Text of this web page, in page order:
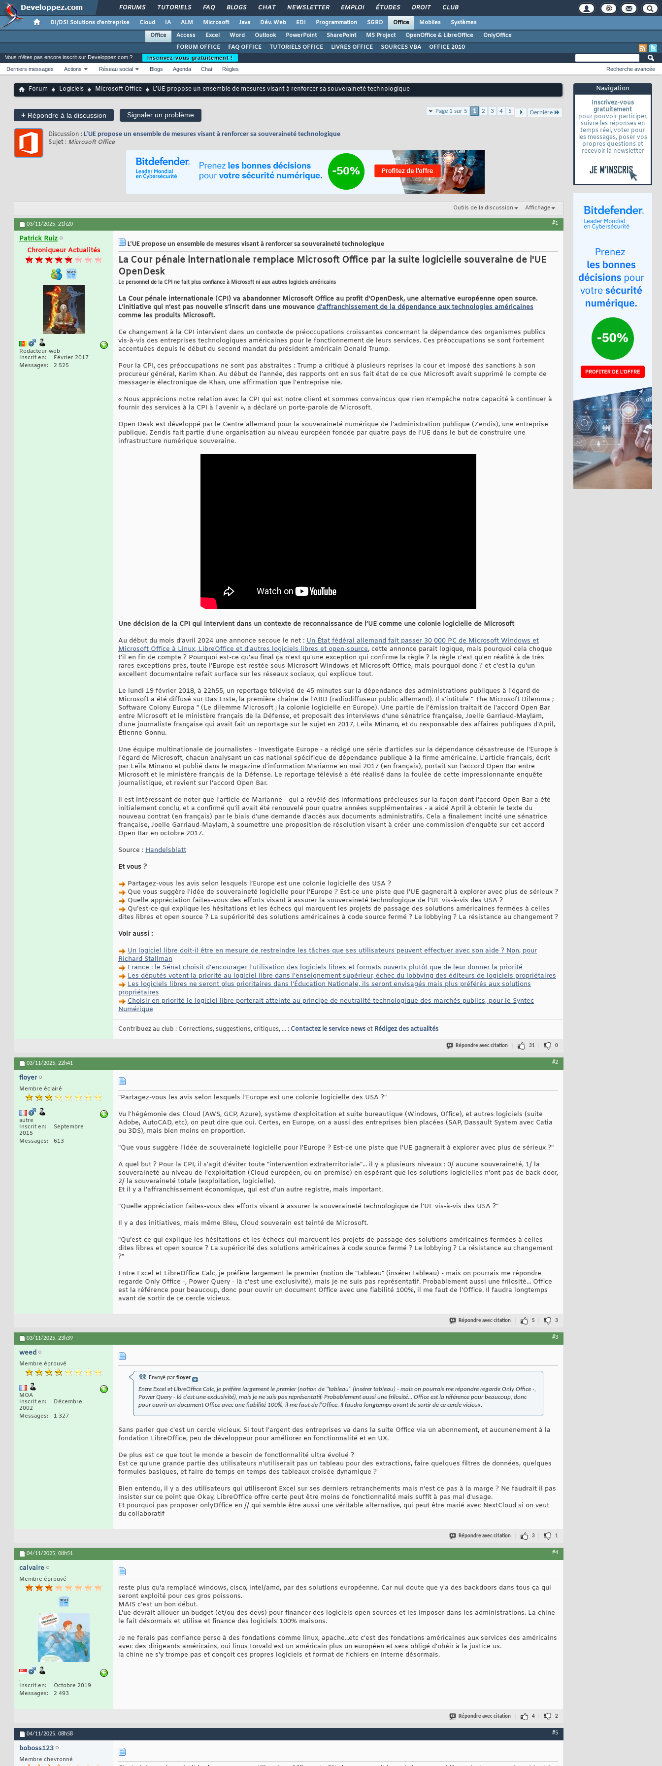
FORUMS TUTORIELS FAQ BLOGS CHAT NEWSLETTER EMPLOI ÉTUDES DROIT CLUB
DI/DSI Solutions d'entreprise Cloud IA ALM Microsoft Java Dév. Web EDI Programmation SGBD Office Mobiles
Systèmes
Office
Access Excel Word Outlook PowerPoint SharePoint MS Project OpenOffice & LibreOffice
OnlyOffice
FORUM OFFICE
FAQ OFFICE TUTORIELS OFFICE LIVRES OFFICE SOURCES VBA OFFICE 2010
Navigation
Inscrivez-vous
gratuitement
pour pouvoir participer,
suivre les réponses en
temps réel, voter pour
les messages, poser vos
propres questions et
recevoir la newsletter
Vous n'êtes pas encore inscrit sur Developpez.com ?
Inscrivez-vous gratuitement !
Derniers messages
Actions Réseau social Blogs Agenda Chat Règles Recherche avancée
Forum Logiciels Microsoft Office L’UE propose un ensemble de mesures visant à renforcer sa souveraineté technologique
+ Répondre à la discussion Signaler un problème Page 1 sur 5 1 2 3 4 5 Dernière
Discussion : L’UE propose un ensemble de mesures visant à renforcer sa souveraineté technologique
Sujet : Microsoft Office
Outils de la discussion Affichage
03/11/2025, 21h20 #1
Patrick Ruiz
Chroniqueur Actualités
Redacteur web
Inscrit en
Février 2017
Messages
2 525
L’UE propose un ensemble de mesures visant à renforcer sa souveraineté technologique
La Cour pénale internationale remplace Microsoft Office par la suite logicielle souveraine de l'UE
OpenDesk
Le personnel de la CPI ne fait plus confiance à Microsoft ni aux autres logiciels américains
La Cour pénale internationale (CPI) va abandonner Microsoft Office au profit d'OpenDesk, une alternative européenne open source.
L’initiative qui n’est pas nouvelle s’inscrit dans une mouvance d’affranchissement de la dépendance aux technologies américaines
comme les produits Microsoft.
Ce changement à la CPI intervient dans un contexte de préoccupations croissantes concernant la dépendance des organismes publics
vis-à-vis des entreprises technologiques américaines pour le fonctionnement de leurs services. Ces préoccupations se sont fortement
accentuées depuis le début du second mandat du président américain Donald Trump.
Pour la CPI, ces préoccupations ne sont pas abstraites : Trump a critiqué à plusieurs reprises la cour et imposé des sanctions à son
procureur général, Karim Khan. Au début de l'année, des rapports ont en sus fait état de ce que Microsoft avait supprimé le compte de
messagerie électronique de Khan, une affirmation que l'entreprise nie.
« Nous apprécions notre relation avec la CPI qui est notre client et sommes convaincus que rien n'empêche notre capacité à continuer à
fournir des services à la CPI à l'avenir », a déclaré un porte-parole de Microsoft.
Open Desk est développé par le Centre allemand pour la souveraineté numérique de l'administration publique (Zendis), une entreprise
publique. Zendis fait partie d'une organisation au niveau européen fondée par quatre pays de l'UE dans le but de construire une
infrastructure numérique souveraine.
Une décision de la CPI qui intervient dans un contexte de reconnaissance de l’UE comme une colonie logicielle de Microsoft
Au début du mois d’avril 2024 une annonce secoue le net : Un État fédéral allemand fait passer 30 000 PC de Microsoft Windows et
Microsoft Office à Linux, LibreOffice et d'autres logiciels libres et open-source, cette annonce parait logique, mais pourquoi cela choque
t'il en fin de compte ? Pourquoi est-ce qu'au final ça n'est qu'une exception qui confirme la règle ? la règle c'est qu'en réalité à de très
rares exceptions près, toute l’Europe est restée sous Microsoft Windows et Microsoft Office, mais pourquoi donc ? et c'est la qu'un
excellent documentaire refait surface sur les réseaux sociaux, qui explique tout.
Le lundi 19 février 2018, à 22h55, un reportage télévisé de 45 minutes sur la dépendance des administrations publiques à l'égard de
Microsoft a été diffusé sur Das Erste, la première chaîne de l'ARD (radiodiffuseur public allemand). Il s'intitule " The Microsoft Dilemma ;
Software Colony Europa " (Le dilemme Microsoft ; la colonie logicielle en Europe). Une partie de l'émission traitait de l'accord Open Bar
entre Microsoft et le ministère français de la Défense, et proposait des interviews d'une sénatrice française, Joelle Garriaud-Maylam,
d'une journaliste française qui avait fait un reportage sur le sujet en 2017, Leïla Minano, et du responsable des affaires publiques d'April,
Étienne Gonnu.
Une équipe multinationale de journalistes - Investigate Europe - a rédigé une série d'articles sur la dépendance désastreuse de l'Europe à
l'égard de Microsoft, chacun analysant un cas national spécifique de dépendance publique à la firme américaine. L'article français, écrit
par Leïla Minano et publié dans le magazine d'information Marianne en mai 2017 (en français), portait sur l'accord Open Bar entre
Microsoft et le ministère français de la Défense. Le reportage télévisé a été réalisé dans la foulée de cette impressionnante enquête
journalistique, et revient sur l'accord Open Bar.
Il est intéressant de noter que l'article de Marianne - qui a révélé des informations précieuses sur la façon dont l'accord Open Bar a été
initialement conclu, et a confirmé qu'il avait été renouvelé pour quatre années supplémentaires - a aidé April à obtenir le texte du
nouveau contrat (en français) par le biais d'une demande d'accès aux documents administratifs. Cela a finalement incité une sénatrice
française, Joelle Garriaud-Maylam, à soumettre une proposition de résolution visant à créer une commission d'enquête sur cet accord
Open Bar en octobre 2017.
Source : Handelsblatt
Et vous ?
Partagez-vous les avis selon lesquels l’Europe est une colonie logicielle des USA ?
Que vous suggère l'idée de souveraineté logicielle pour l'Europe ? Est-ce une piste que l'UE gagnerait à explorer avec plus de sérieux ?
Quelle appréciation faites-vous des efforts visant à assurer la souveraineté technologique de l'UE vis-à-vis des USA ?
Qu’est-ce qui explique les hésitations et les échecs qui marquent les projets de passage des solutions américaines fermées à celles
dites libres et open source ? La supériorité des solutions américaines à code source fermé ? Le lobbying ? La résistance au changement ?
Voir aussi :
Un logiciel libre doit-il être en mesure de restreindre les tâches que ses utilisateurs peuvent effectuer avec son aide ? Non, pour
Richard Stallman
France : le Sénat choisit d'encourager l'utilisation des logiciels libres et formats ouverts plutôt que de leur donner la priorité
Les députés votent la priorité au logiciel libre dans l'enseignement supérieur, échec du lobbying des éditeurs de logiciels propriétaires
Les logiciels libres ne seront plus prioritaires dans l'Éducation Nationale, ils seront envisagés mais plus préférés aux solutions
propriétaires
Choisir en priorité le logiciel libre porterait atteinte au principe de neutralité technologique des marchés publics, pour le Syntec
Numérique
Contribuez au club : Corrections, suggestions, critiques, ... : Contactez le service newset Rédigez des actualités
Répondre avec citation 31 0
03/11/2025, 22h41 #2
floyer
Membre éclairé
autre
Inscrit en
Septembre
2015
Messages
613
"Partagez-vous les avis selon lesquels l’Europe est une colonie logicielle des USA ?"
Vu l'hégémonie des Cloud (AWS, GCP, Azure), système d'exploitation et suite bureautique (Windows, Office), et autres logiciels (suite
Adobe, AutoCAD, etc), on peut dire que oui. Certes, en Europe, on a aussi des entreprises bien placées (SAP, Dassault System avec Catia
ou 3DS), mais bien moins en proportion.
"Que vous suggère l'idée de souveraineté logicielle pour l'Europe ? Est-ce une piste que l'UE gagnerait à explorer avec plus de sérieux ?"
A quel but ? Pour la CPI, il s'agit d'éviter toute "intervention extraterritoriale"... il y a plusieurs niveaux : 0/ aucune souveraineté, 1/ la
souveraineté au niveau de l'exploitation (Cloud européen, ou on-premise) en espérant que les solutions logicielles n'ont pas de back-door,
2/ la souveraineté totale (exploitation, logicielle).
Et il y a l'affranchissement économique, qui est d'un autre registre, mais important.
"Quelle appréciation faites-vous des efforts visant à assurer la souveraineté technologique de l'UE vis-à-vis des USA ?"
Il y a des initiatives, mais même Bleu, Cloud souverain est teinté de Microsoft.
"Qu’est-ce qui explique les hésitations et les échecs qui marquent les projets de passage des solutions américaines fermées à celles
dites libres et open source ? La supériorité des solutions américaines à code source fermé ? Le lobbying ? La résistance au changement
?"
Entre Excel et LibreOffice Calc, je préfère largement le premier (notion de "tableau" (insérer tableau) - mais on pourrais me répondre
regarde Only Office -, Power Query - là c'est une exclusivité), mais je ne suis pas représentatif. Probablement aussi une frilosité... Office
est la référence pour beaucoup, donc pour ouvrir un document Office avec une fiabilité 100%, il me faut de l'Office. Il faudra longtemps
avant de sortir de ce cercle vicieux.
Répondre avec citation 5 3
03/11/2025, 23h39 #3
weed
Membre éprouvé
MOA
Inscrit en
Décembre
2002
Messages
1 327
Envoyé par floyer
Entre Excel et LibreOffice Calc, je préfère largement le premier (notion de "tableau" (insérer tableau) - mais on pourrais me répondre regarde Only Office -,
Power Query - là c'est une exclusivité), mais je ne suis pas représentatif. Probablement aussi une frilosité... Office est la référence pour beaucoup, donc
pour ouvrir un document Office avec une fiabilité 100%, il me faut de l'Office. Il faudra longtemps avant de sortir de ce cercle vicieux.
Sans parler que c'est un cercle vicieux. Si tout l'argent des entreprises va dans la suite Office via un abonnement, et aucunenement à la
fondation LibreOffice, peu de développeur pour améliorer en fonctionnalité et en UX.
De plus est ce que tout le monde a besoin de fonctlonnalité ultra évolué ?
Est ce qu'une grande partie des utilisateurs n'utiliserait pas un tableau pour des extractions, faire quelques filtres de données, quelques
formules basiques, et faire de temps en temps des tableaux croisée dynamique ?
Bien entendu, il y a des utilisateurs qui utiliseront Excel sur ses derniers retranchements mais n'est ce pas à la marge ? Ne faudrait il pas
insister sur ce point que Okay, LibreOffice offre certe peut être moins de fonctionnalité mais suffit à pas mal d'usage.
Et pourquoi pas proposer onlyOffice en // qui semble être aussi une véritable alternative, qui peut être marié avec NextCloud si on veut
du collaboratif
Répondre avec citation 3 1
04/11/2025, 08h51 #4
calvaire
Membre éprouvé
.
Inscrit en
Octobre 2019
Messages
2 493
reste plus qu'a remplacé windows, cisco, intel/amd, par des solutions européenne. Car nul doute que y'a des backdoors dans tous ça qui
seront exploité pour ces gros poissons.
MAIS c'est un bon début.
L'ue devrait allouer un budget (et/ou des devs) pour financer des logiciels open sources et les imposer dans les administrations. La chine
le fait désormais et utilise et finance des logiciels 100% maisons.
Je ne ferais pas confiance perso à des fondations comme linux, apache...etc c'est des fondations américaines aux services des américains
avec des dirigeants américains, oui linus torvald est un américain plus un européen et sera obligé d'obéir à la justice us.
la chine ne s'y trompe pas et conçoit ces propres logiciels et format de fichiers en interne désormais.
Répondre avec citation 4 2
04/11/2025, 08h58 #5
boboss123
Membre chevronné